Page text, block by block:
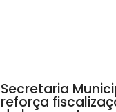
Secretaria
reforça